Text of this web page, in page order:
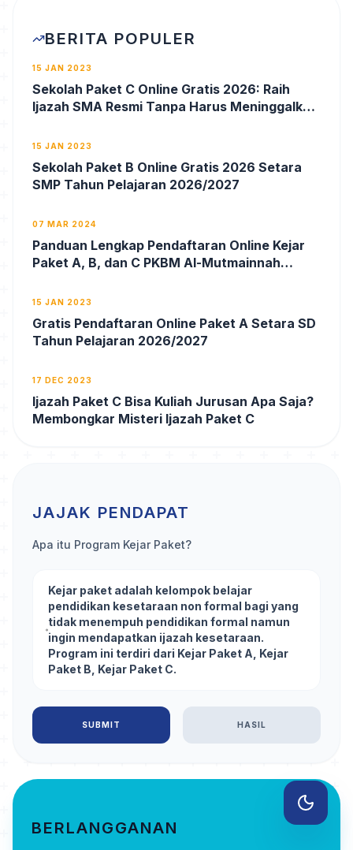
BERITA POPULER
15 JAN 2023
Sekolah Paket C Online Gratis 2026: Raih
Ijazah SMA Resmi Tanpa Harus Meninggalkan
15 JAN 2023
Sekolah Paket B Online Gratis 2026 Setara
SMP Tahun Pelajaran 2026/2027
07 MAR 2024
Panduan Lengkap Pendaftaran Online Kejar
Paket A, B, dan C PKBM Al-Mutmainnah
Resmi Akreditasi A & Ijazah Resmi
15 JAN 2023
Gratis Pendaftaran Online Paket A Setara SD
Tahun Pelajaran 2026/2027
17 DEC 2023
Ijazah Paket C Bisa Kuliah Jurusan Apa Saja?
Membongkar Misteri Ijazah Paket C
JAJAK PENDAPAT
Apa itu Program Kejar Paket?
Kejar paket adalah kelompok belajar
pendidikan kesetaraan non formal bagi yang
tidak menempuh pendidikan formal namun
ingin mendapatkan ijazah kesetaraan.
Program ini terdiri dari Kejar Paket A, Kejar
Paket B, Kejar Paket C.
SUBMIT HASIL
BERLANGGANAN